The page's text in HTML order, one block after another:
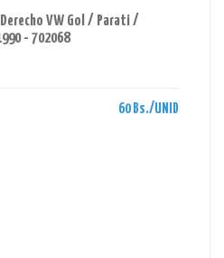
VW Gol / Parati /
- 702068
60 Bs./UNID